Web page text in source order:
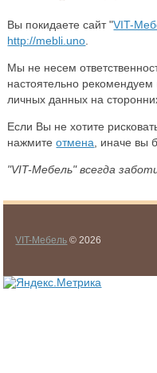
Вы покидаете сайт "VIT-
http://mebli.uno
Мы не несем
настоятельно рекомендуем
личных данных на
Если Вы не хотите
нажмитеотмена , иначе
"VIT-Мебель" всегда
VIT-Мебель © 2026